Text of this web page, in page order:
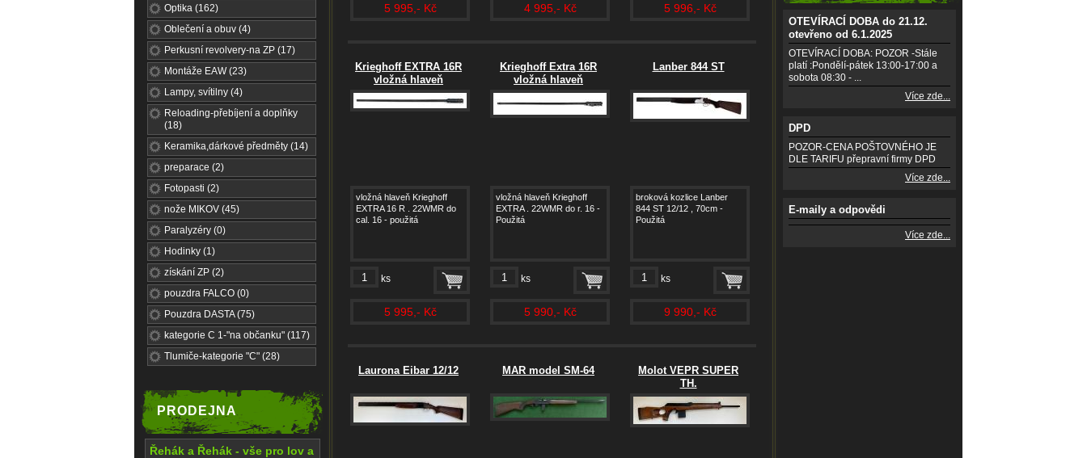
Optika (162)
Oblečení a obuv (4)
Perkusní revolvery-na ZP (17)
Montáže EAW (23)
Lampy, svítilny (4)
Reloading-přebíjení a doplňky
(18)
Keramika,dárkové předměty (14)
preparace (2)
Fotopasti (2)
nože MIKOV (45)
Paralyzéry (0)
Hodinky (1)
získání ZP (2)
pouzdra FALCO (0)
Pouzdra DASTA (75)
kategorie C 1-"na občanku" (117)
Tlumiče-kategorie "C" (28)
PRODEJNA
Řehák a Řehák - vše pro lov a
5 995,- Kč 4 995,- Kč 5 996,- Kč
Krieghoff EXTRA 16R
vložná hlaveň
vložná hlaveň Krieghoff
EXTRA 16 R . 22WMR do
cal. 16 - použitá
ks
5 995,- Kč
Krieghoff Extra 16R
vložná hlaveň
vložná hlaveň Krieghoff
EXTRA . 22WMR do r. 16 -
Použitá
ks
5 990,- Kč
Lanber 844 ST
broková kozlice Lanber
844 ST 12/12 , 70cm -
Použitá
ks
9 990,- Kč
Laurona Eibar 12/12 MAR model SM-64
Molot VEPR SUPER
TH.
OTEVÍRACÍ DOBA do 21.12.
otevřeno od 6.1.2025
OTEVÍRACÍ DOBA: POZOR -Stále
platí :Pondělí-pátek 13:00-17:00 a
sobota 08:30 - ...
Více zde...
DPD
POZOR-CENA POŠTOVNÉHO JE
DLE TARIFU přepravní firmy DPD
Více zde...
E-maily a odpovědi
Více zde...